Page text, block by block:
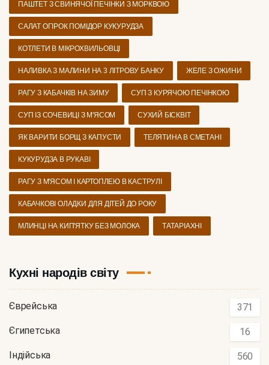
ПАШТЕТ З СВИНЯЧОЇ ПЕЧІНКИ З МОРКВОЮ
САЛАТ ОГІРОК ПОМІДОР КУКУРУДЗА
КОТЛЕТИ В МІКРОХВИЛЬОВЦІ
НАЛИВКА З МАЛИНИ НА 3 ЛІТРОВУ БАНКУ ЖЕЛЕ З ОЖИНИ
РАГУ З КАБАЧКІВ НА ЗИМУ СУП З КУРЯЧОЮ ПЕЧІНКОЮ
СУП ІЗ СОЧЕВИЦІ З М'ЯСОМ СУХИЙ БІСКВІТ
ЯК ВАРИТИ БОРЩ З КАПУСТИ ТЕЛЯТИНА В СМЕТАНІ
КУКУРУДЗА В РУКАВІ
РАГУ З М'ЯСОМ І КАРТОПЛЕЮ В КАСТРУЛІ
КАБАЧКОВІ ОЛАДКИ ДЛЯ ДІТЕЙ ДО РОКУ
МЛИНЦІ НА КИП'ЯТКУ БЕЗ МОЛОКА ТАТАРІАХНІ
Кухні народів світу
Єврейська 371
Єгипетська 16
Індійська 560